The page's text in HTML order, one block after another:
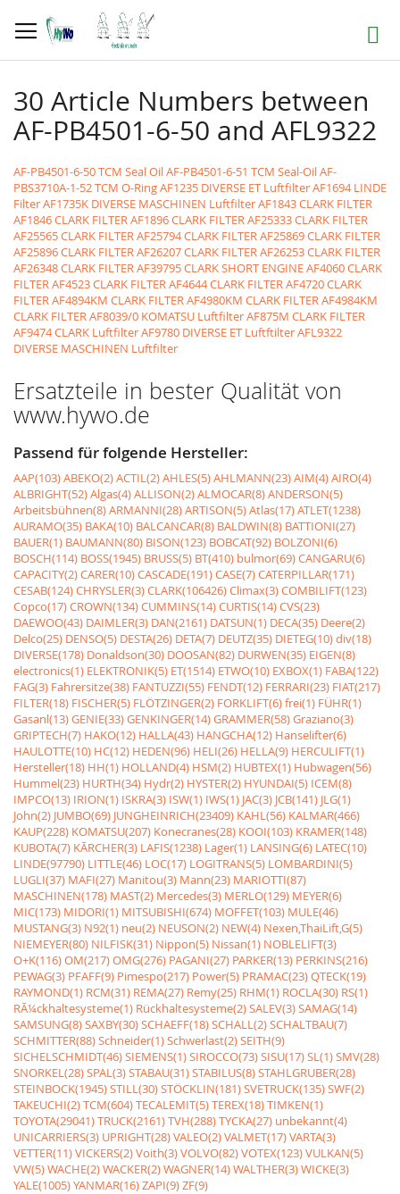
zum
Inhalt
Suche
30 Article Numbers between
AF-PB4501-6-50 and AFL9322
AF-PB4501-6-50 TCM Seal OilAF-PB4501-6-51 TCM Seal-OilAF-
PBS3710A-1-52 TCM O-RingAF1235 DIVERSE ET LuftfilterAF1694 LINDE
FilterAF1735K DIVERSE MASCHINEN LuftfilterAF1843 CLARK FILTER
AF1846 CLARK FILTERAF1896 CLARK FILTERAF25333 CLARK FILTER
AF25565 CLARK FILTERAF25794 CLARK FILTERAF25869 CLARK FILTER
AF25896 CLARK FILTERAF26207 CLARK FILTERAF26253 CLARK FILTER
AF26348 CLARK FILTERAF39795 CLARK SHORT ENGINEAF4060 CLARK
FILTERAF4523 CLARK FILTERAF4644 CLARK FILTERAF4720 CLARK
FILTERAF4894KM CLARK FILTERAF4980KM CLARK FILTERAF4984KM
CLARK FILTERAF8039/0 KOMATSU LuftfilterAF875M CLARK FILTER
AF9474 CLARK LuftfilterAF9780 DIVERSE ET LuftftilterAFL9322
DIVERSE MASCHINEN Luftfilter
Ersatzteile in bester Qualität von
www.hywo.de
Passend für folgende Hersteller:
AAP(103)ABEKO(2)ACTIL(2)AHLES(5)AHLMANN(23)AIM(4)AIRO(4)
ALBRIGHT(52)Algas(4)ALLISON(2)ALMOCAR(8)ANDERSON(5)
Arbeitsbühnen(8)ARMANNI(28)ARTISON(5)Atlas(17)ATLET(1238)
AURAMO(35) BAKA(10) BALCANCAR(8) BALDWIN(8) BATTIONI(27)
BAUER(1) BAUMANN(80) BISON(123) BOBCAT(92) BOLZONI(6)
BOSCH(114) BOSS(1945) BRUSS(5) BT(410) bulmor(69)CANGARU(6)
CAPACITY(2)CARER(10)CASCADE(191)CASE(7)CATERPILLAR(171)
CESAB(124)CHRYSLER(3)CLARK(106426)Climax(3)COMBILIFT(123)
Copco(17)CROWN(134)CUMMINS(14)CURTIS(14)CVS(23)
DAEWOO(43) DAIMLER(3) DAN(2161) DATSUN(1) DECA(35) Deere(2)
Delco(25) DENSO(5) DESTA(26) DETA(7) DEUTZ(35) DIETEG(10)div(18)
DIVERSE(178) Donaldson(30) DOOSAN(82) DURWEN(35) EIGEN(8)
electronics(1) ELEKTRONIK(5) ET(1514) ETWO(10) EXBOX(1) FABA(122)
FAG(3) Fahrersitze(38) FANTUZZI(55) FENDT(12) FERRARI(23) FIAT(217)
FILTER(18) FISCHER(5) FLÖTZINGER(2) FORKLIFT(6)frei(1) FÜHR(1)
Gasanl(13)GENIE(33)GENKINGER(14)GRAMMER(58)Graziano(3)
GRIPTECH(7) HAKO(12) HALLA(43) HANGCHA(12) Hanselifter(6)
HAULOTTE(10) HC(12) HEDEN(96) HELI(26) HELLA(9) HERCULIFT(1)
Hersteller(18) HH(1) HOLLAND(4) HSM(2) HUBTEX(1) Hubwagen(56)
Hummel(23) HURTH(34) Hydr(2) HYSTER(2) HYUNDAI(5) ICEM(8)
IMPCO(13) IRION(1) ISKRA(3) ISW(1) IWS(1) JAC(3) JCB(141) JLG(1)
John(2) JUMBO(69) JUNGHEINRICH(23409) KAHL(56) KALMAR(466)
KAUP(228) KOMATSU(207) Konecranes(28) KOOI(103) KRAMER(148)
KUBOTA(7) KÃRCHER(3) LAFIS(1238) Lager(1) LANSING(6) LATEC(10)
LINDE(97790) LITTLE(46) LOC(17) LOGITRANS(5) LOMBARDINI(5)
LUGLI(37) MAFI(27) Manitou(3) Mann(23) MARIOTTI(87)
MASCHINEN(178) MAST(2) Mercedes(3) MERLO(129) MEYER(6)
MIC(173) MIDORI(1) MITSUBISHI(674) MOFFET(103) MULE(46)
MUSTANG(3) N92(1) neu(2) NEUSON(2) NEW(4) Nexen,ThaiLift,G(5)
NIEMEYER(80) NILFISK(31) Nippon(5) Nissan(1) NOBLELIFT(3)
O+K(116)OM(217)OMG(276) PAGANI(27) PARKER(13) PERKINS(216)
PEWAG(3) PFAFF(9) Pimespo(217) Power(5) PRAMAC(23)QTECK(19)
RAYMOND(1) RCM(31) REMA(27) Remy(25) RHM(1) ROCLA(30) RS(1)
RÃ¼ckhaltesysteme(1) Rückhaltesysteme(2)SALEV(3)SAMAG(14)
SAMSUNG(8)SAXBY(30)SCHAEFF(18)SCHALL(2)SCHALTBAU(7)
SCHMITTER(88)Schneider(1)Schwerlast(2)SEITH(9)
SICHELSCHMIDT(46)SIEMENS(1)SIROCCO(73)SISU(17)SL(1)SMV(28)
SNORKEL(28)SPAL(3)STABAU(31)STABILUS(8)STAHLGRUBER(28)
STEINBOCK(1945)STILL(30)STÖCKLIN(181)SVETRUCK(135)SWF(2)
TAKEUCHI(2)TCM(604)TECALEMIT(5)TEREX(18)TIMKEN(1)
TOYOTA(29041)TRUCK(2161)TVH(288)TYCKA(27) unbekannt(4)
UNICARRIERS(3) UPRIGHT(28)VALEO(2)VALMET(17)VARTA(3)
VETTER(11)VICKERS(2)Voith(3)VOLVO(82)VOTEX(123)VULKAN(5)
VW(5)WACHE(2)WACKER(2)WAGNER(14)WALTHER(3)WICKE(3)
YALE(1005)YANMAR(16)ZAPI(9)ZF(9)